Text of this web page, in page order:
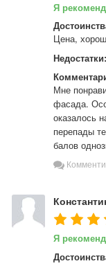
Я
Цена,
Недостатки:
Мне
фасада.
оказалось
перепады
балов
Я